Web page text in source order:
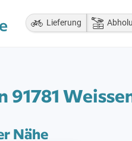
Lieferung
91781
Nähe